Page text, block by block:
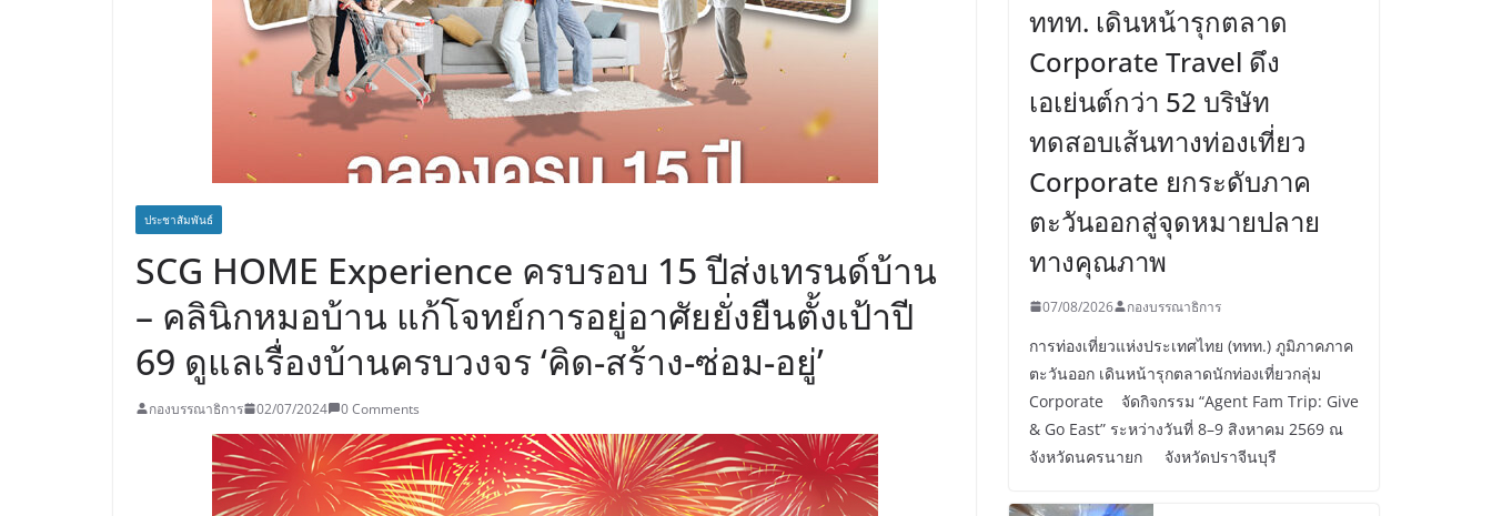
ประชาสัมพันธ์
SCG HOME Experience ครบรอบ 15 ปีส่งเทรนด์บ้าน
– คลินิกหมอบ้าน แก้โจทย์การอยู่อาศัยยั่งยืนตั้งเป้าปี
69 ดูแลเรื่องบ้านครบวงจร ‘คิด-สร้าง-ซ่อม-อยู่’
กองบรรณาธิการ 02/07/2024 0 Comments
ททท. เดินหน้ารุกตลาด
Corporate Travel ดึง
เอเย่นต์กว่า 52 บริษัท
ทดสอบเส้นทางท่องเที่ยว
Corporate ยกระดับภาค
ตะวันออกสู่จุดหมายปลาย
ทางคุณภาพ
07/08/2026 กองบรรณาธิการ
การท่องเที่ยวแห่งประเทศไทย (ททท.) ภูมิภาคภาค
ตะวันออก เดินหน้ารุกตลาดนักท่องเที่ยวกลุ่ม
Corporate จัดกิจกรรม “Agent Fam Trip: Give
& Go East” ระหว่างวันที่ 8–9 สิงหาคม 2569 ณ
จังหวัดนครนายก จังหวัดปราจีนบุรี